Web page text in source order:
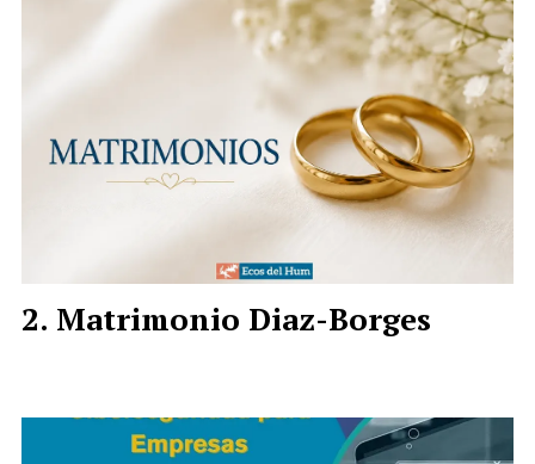
Matrimonio Diaz-Borges